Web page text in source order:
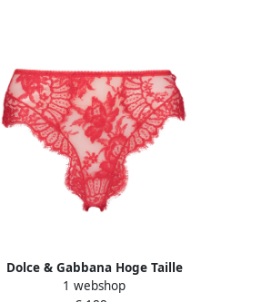
Dolce & Gabbana Hoge Taille
Kant Slipjes met Tule Red Dames
1 webshop